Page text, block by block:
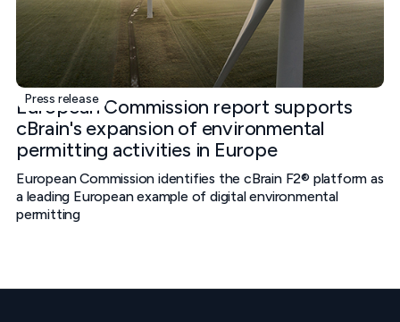
Press release
European Commission report supports
cBrain's expansion of environmental
permitting activities in Europe
European Commission identifies the cBrain F2® platform as
a leading European example of digital environmental
permitting